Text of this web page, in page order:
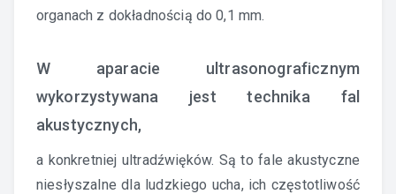
organach z dokładnością do 0,1 mm.
W aparacie ultrasonograficznym
wykorzystywana jest technika fal
akustycznych,
a konkretniej ultradźwięków. Są to fale akustyczne
niesłyszalne dla ludzkiego ucha, ich częstotliwość